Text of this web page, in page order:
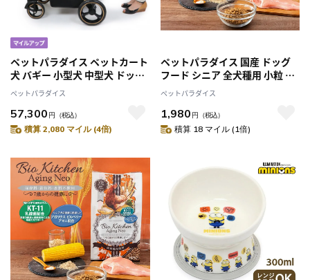
ペットパラダイス ペットカート
犬 バギー 小型犬 中型犬 ドッグ
カート スムーカ プレミアム デ
ニム調 25kgまで対応
ペットパラダイス
57,300 円 （税込）
積算 2,080 マイル (4倍)
ペットパラダイス 国産 ドッグ
フード シニア 全犬種用 小粒 保
存料・着色料・香料不使用 ドラ
イ ビオキッチン エイジングネ
オ 1kg (500g×2袋）
ペットパラダイス
1,980 円 （税込）
積算 18 マイル (1倍)